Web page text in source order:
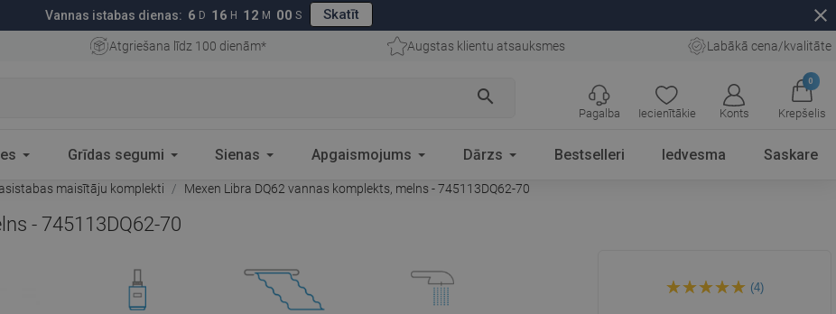
Vannas istabas dienas: 6 D 16 H 11 M 59 S Skatīt close
Atgriešana līdz 100 dienām* Augstas klientu atsauksmes Labākā cena/kvalitāte
search
Iecienītākie Konts
0
Krepšelis
Pagalba
Grīdas segumi Sienas Apgaismojums Dārzs Bestselleri Iedvesma Saskare
maisītāju komplekti Mexen Libra DQ62 vannas komplekts, melns - 745113DQ62-70
- 745113DQ62-70
komplekts, melns -(4)